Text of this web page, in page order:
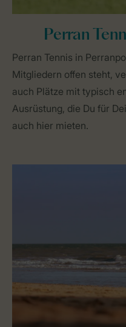
Perran
Perran Tennis in
Mitgliedern offen steht,
auch Plätze mit typisch
Ausrüstung, die Du für
auch hier mieten.